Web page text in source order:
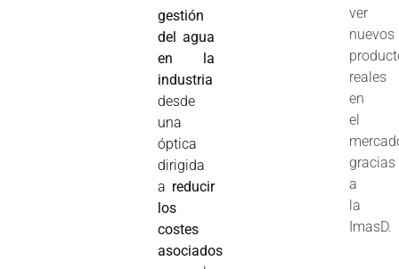
gestión
del agua
en la
industria
desde
una
óptica
dirigida
a reducir
los
costes
asociados
ver
nuevos
reales
en
el
gracias
a
la
ImasD.